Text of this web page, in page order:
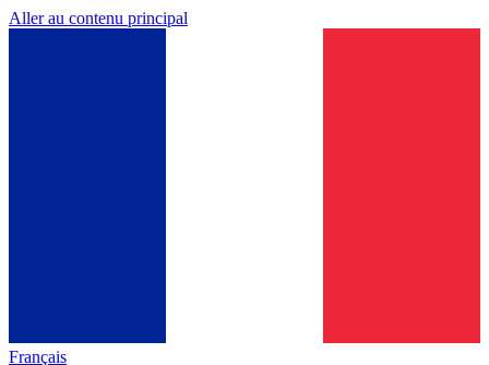
Aller au contenu principal
Français